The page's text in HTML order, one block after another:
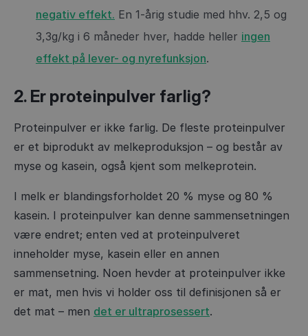
negativ effekt. En 1-årig studie med hhv. 2,5 og
3,3g/kg i 6 måneder hver, hadde heller ingen
effekt på lever- og nyrefunksjon.
2. Er proteinpulver farlig?
Proteinpulver er ikke farlig. De fleste proteinpulver
er et biprodukt av melkeproduksjon – og består av
myse og kasein, også kjent som melkeprotein.
I melk er blandingsforholdet 20 % myse og 80 %
kasein. I proteinpulver kan denne sammensetningen
være endret; enten ved at proteinpulveret
inneholder myse, kasein eller en annen
sammensetning. Noen hevder at proteinpulver ikke
er mat, men hvis vi holder oss til definisjonen så er
det mat – men det er ultraprosessert.